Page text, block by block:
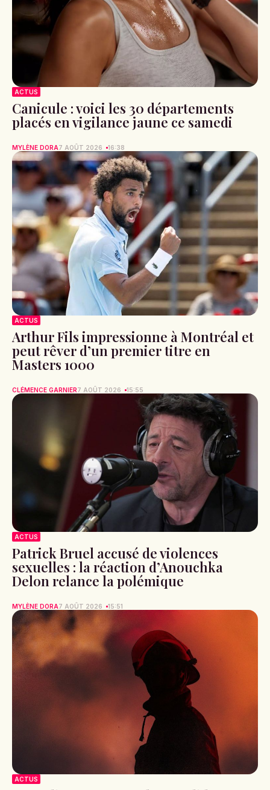
ACTUS
Canicule : voici les 12 départements
placés en vigilance orange ce samedi
MYLÈNE DORA 7 AOÛT 2026 16:42
ACTUS
Canicule : voici les 30 départements
placés en vigilance jaune ce samedi
MYLÈNE DORA7 AOÛT 2026 16:38
ACTUS
Arthur Fils impressionne à Montréal et
Masters 1000
CLÉMENCE GARNIER 7 AOÛT 2026 15:55
ACTUS